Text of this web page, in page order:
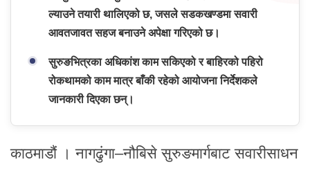
ल्याउने तयारी थालिएको छ, जसले सडकखण्डमा सवारी
आवतजावत सहज बनाउने अपेक्षा गरिएको छ।
सुरुङभित्रका अधिकांश काम सकिएको र बाहिरको पहिरो
रोकथामको काम मात्र बाँकी रहेको आयोजना निर्देशकले
जानकारी दिएका छन्।
काठमाडौं । नागढुंगा–नौबिसे सुरुङमार्गबाट सवारीसाधन